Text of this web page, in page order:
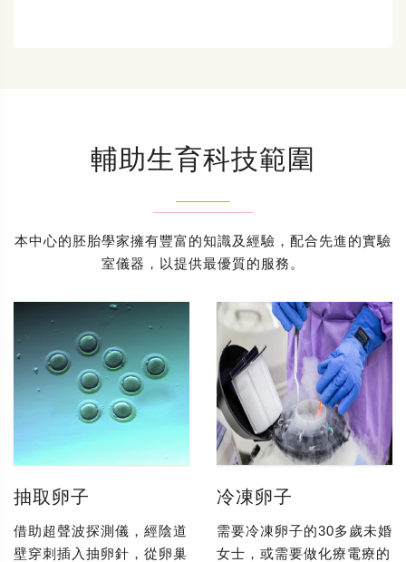
輔助生育科技範圍
本中心的胚胎學家擁有豐富的知識及經驗，配合先進的實驗
室儀器，以提供最優質的服務。
抽取卵子
借助超聲波探測儀，經陰道
壁穿刺插入抽卵針，從卵巢
冷凍卵子
需要冷凍卵子的30多歲未婚
女士，或需要做化療電療的